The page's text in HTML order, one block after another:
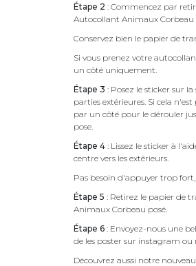
Étape 2 : Commencez par
Autocollant Animaux Corbeau
Conservez bien le papier de
Si vous prenez votre
un côté uniquement.
Étape 3 : Posez le sticker sur
parties extérieures. Si cela
par un côté pour le dérouler
pose.
Étape 4 : Lissez le sticker à
centre vers les extérieurs.
Pas besoin d'appuyer trop fort,
Étape 5 : Retirez le papier de
Animaux Corbeau posé.
Étape 6 : Envoyez-nous une
de les poster sur instagram ou
Découvrez aussi notre